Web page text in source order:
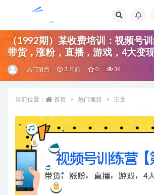
（1992期）某收费培训：视频号训
带货，涨粉，直播，游戏，4大变
热门项目 3 年前 0 36
当前位置： 首页 热门项目 正文